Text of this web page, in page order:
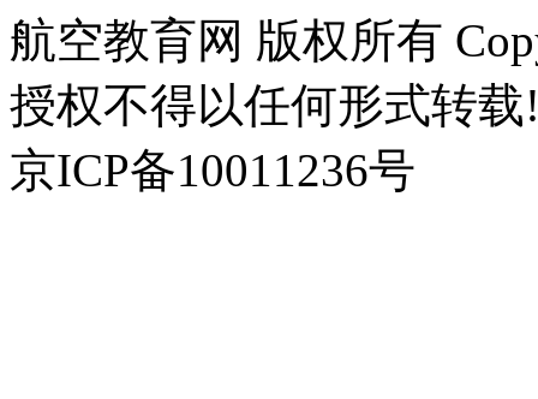
航空教育网 版权所有
授权不得以任何形式转
京ICP备10011236号